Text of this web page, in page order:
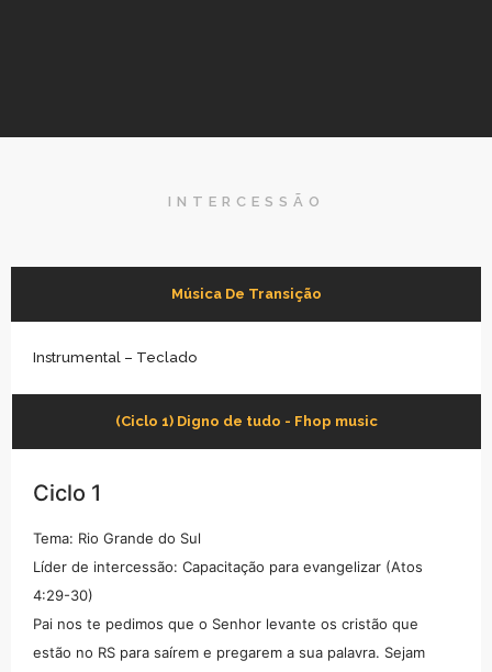
INTERCESSÃO
Música De Transição
Instrumental – Teclado
(Ciclo 1) Digno de tudo - Fhop music
Ciclo 1
Tema: Rio Grande do Sul
Líder de intercessão: Capacitação para evangelizar (Atos
4:29-30)
Pai nos te pedimos que o Senhor levante os cristão que
estão no RS para saírem e pregarem a sua palavra. Sejam